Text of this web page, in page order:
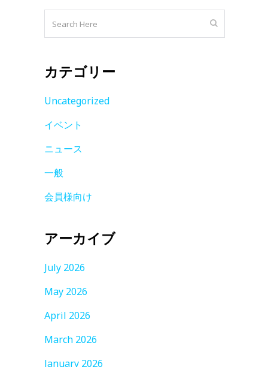
カテゴリー
Uncategorized
イベント
ニュース
一般
会員様向け
アーカイブ
July 2026
May 2026
April 2026
March 2026
January 2026